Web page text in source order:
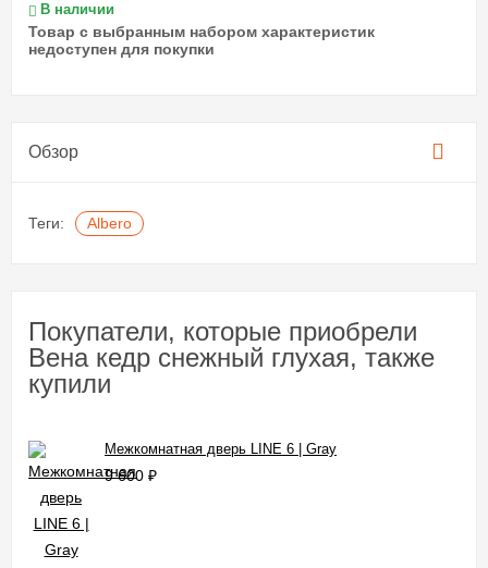
В наличии
Товар с выбранным набором характеристик
недоступен для покупки
Обзор
Теги: Albero
Покупатели, которые приобрели
Вена кедр снежный глухая, также
купили
Межкомнатная дверь LINE 6 | Gray
9 600 ₽